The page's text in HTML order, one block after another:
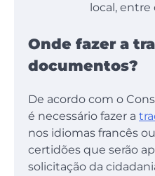
local, entre
Onde fazer a
documentos?
De acordo com o
é necessário fazer a
nos idiomas francês
certidões que serão
solicitação da